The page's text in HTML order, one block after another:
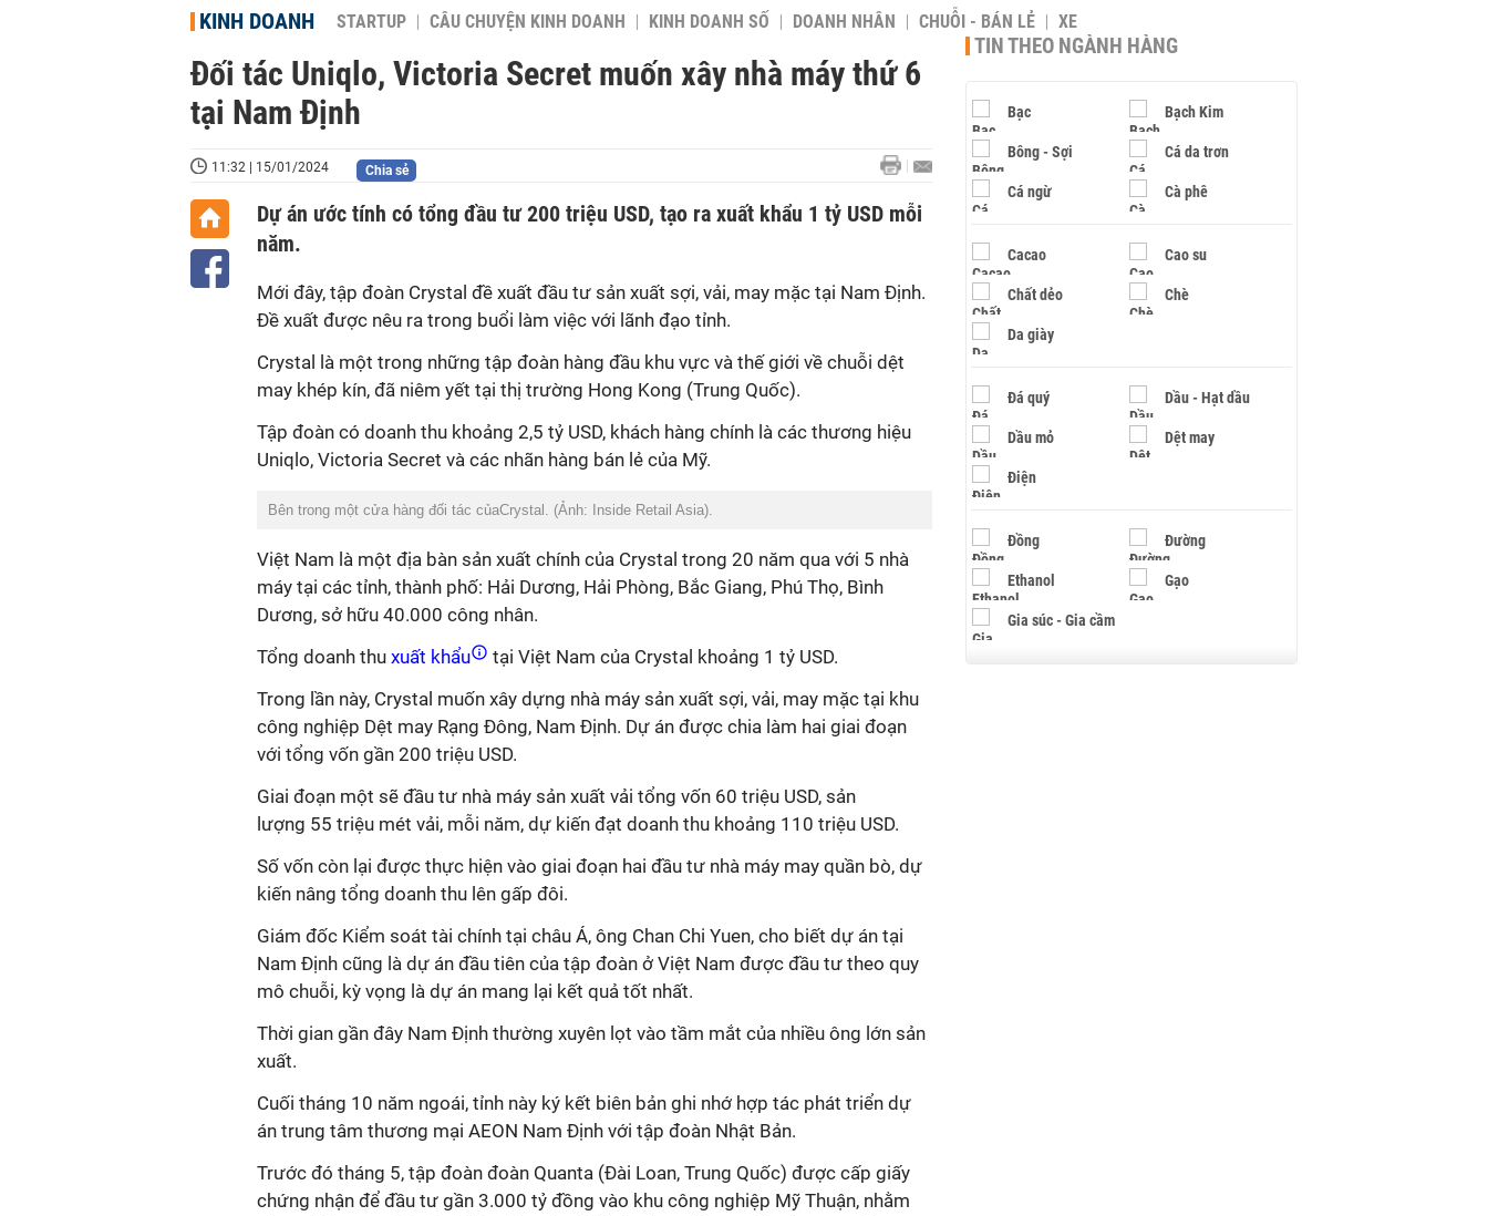
KINH DOANH STARTUP CÂU CHUYỆN KINH DOANH KINH DOANH SỐ DOANH NHÂN CHUỖI - BÁN LẺ XE
Đối tác Uniqlo, Victoria Secret muốn xây nhà máy thứ 6
tại Nam Định
11:32 | 15/01/2024 Chia sẻ
Dự án ước tính có tổng đầu tư 200 triệu USD, tạo ra xuất khẩu 1 tỷ USD mỗi
năm.
Mới đây, tập đoàn Crystal đề xuất đầu tư sản xuất sợi, vải, may mặc tại Nam Định.
Đề xuất được nêu ra trong buổi làm việc với lãnh đạo tỉnh.
Crystal là một trong những tập đoàn hàng đầu khu vực và thế giới về chuỗi dệt
may khép kín, đã niêm yết tại thị trường Hong Kong (Trung Quốc).
Tập đoàn có doanh thu khoảng 2,5 tỷ USD, khách hàng chính là các thương hiệu
Uniqlo, Victoria Secret và các nhãn hàng bán lẻ của Mỹ.
Bên trong một cửa hàng đối tác củaCrystal. (Ảnh: Inside Retail Asia).
Việt Nam là một địa bàn sản xuất chính của Crystal trong 20 năm qua với 5 nhà
máy tại các tỉnh, thành phố: Hải Dương, Hải Phòng, Bắc Giang, Phú Thọ, Bình
Dương, sở hữu 40.000 công nhân.
Tổng doanh thu xuất khẩu
tại Việt Nam của Crystal khoảng 1 tỷ USD.
Trong lần này, Crystal muốn xây dựng nhà máy sản xuất sợi, vải, may mặc tại khu
công nghiệp Dệt may Rạng Đông, Nam Định. Dự án được chia làm hai giai đoạn
với tổng vốn gần 200 triệu USD.
Giai đoạn một sẽ đầu tư nhà máy sản xuất vải tổng vốn 60 triệu USD, sản
lượng 55 triệu mét vải, mỗi năm, dự kiến đạt doanh thu khoảng 110 triệu USD.
Số vốn còn lại được thực hiện vào giai đoạn hai đầu tư nhà máy may quần bò, dự
kiến nâng tổng doanh thu lên gấp đôi.
Giám đốc Kiểm soát tài chính tại châu Á, ông Chan Chi Yuen, cho biết dự án tại
Nam Định cũng là dự án đầu tiên của tập đoàn ở Việt Nam được đầu tư theo quy
mô chuỗi, kỳ vọng là dự án mang lại kết quả tốt nhất.
Thời gian gần đây Nam Định thường xuyên lọt vào tầm mắt của nhiều ông lớn sản
xuất.
Cuối tháng 10 năm ngoái, tỉnh này ký kết biên bản ghi nhớ hợp tác phát triển dự
án trung tâm thương mại AEON Nam Định với tập đoàn Nhật Bản.
Trước đó tháng 5, tập đoàn đoàn Quanta (Đài Loan, Trung Quốc) được cấp giấy
chứng nhận để đầu tư gần 3.000 tỷ đồng vào khu công nghiệp Mỹ Thuận, nhằm
TIN THEO NGÀNH HÀNG
Bạc Bạch Kim
Bông - Sợi Cá da trơn
Cá ngừ Cà phê
Cacao Cao su
Chất dẻo Chè
Da giày
Đá quý Dầu - Hạt dầu
Dầu mỏ Dệt may
Điện
Đồng Đường
Ethanol Gạo
Gia súc - Gia cầm